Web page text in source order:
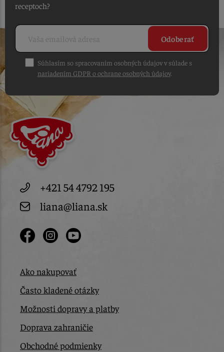
receptoch?
Odoberať
Súhlasím so spracovaním osobných údajov v súlade s
nariadením GDPR o ochrane osobných údajov.
+421 54 4792 195
liana@liana.sk
Ako nakupovať
Často kladené otázky
Možnosti dopravy a platby
Doprava zahraničie
Obchodné podmienky